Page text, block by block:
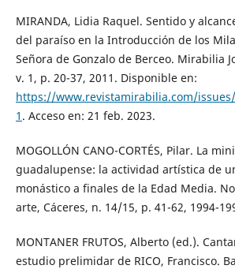
MIRANDA, Lidia Raquel. Sentido y
del paraíso en la Introducción de los
Señora de Gonzalo de Berceo. Mirabilia
v. 1, p. 20-37, 2011. Disponible en:
https://www.revistamirabilia.com/
1 . Acceso en: 21 feb. 2023.
MOGOLLÓN CANO-CORTÉS, Pilar. La
guadalupense: la actividad artística de
monástico a finales de la Edad Media.
arte, Cáceres, n. 14/15, p. 41-62, 1994-
MONTANER FRUTOS, Alberto (ed.).
estudio prelimidar de RICO, Francisco.